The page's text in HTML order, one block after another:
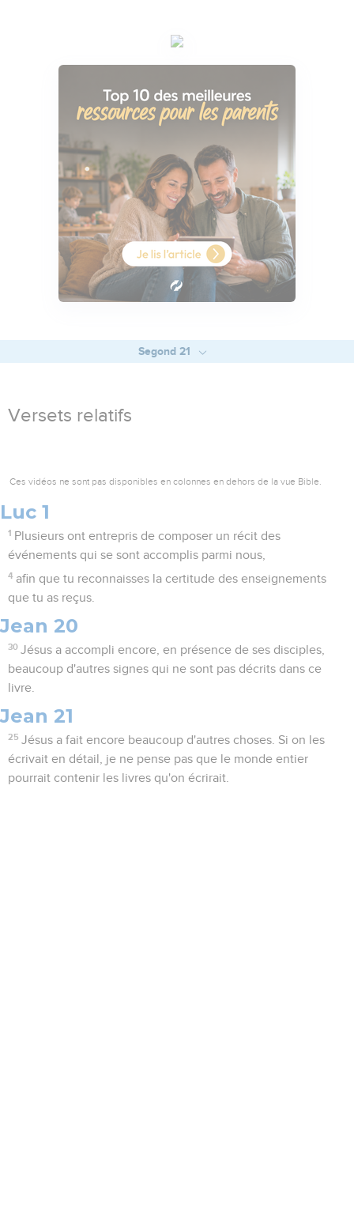
Segond 21
Versets relatifs
Ces vidéos ne sont pas disponibles en colonnes en dehors de la vue Bible.
Luc 1
1 Plusieurs ont entrepris de composer un récit des
événements qui se sont accomplis parmi nous,
4 afin que tu reconnaisses la certitude des enseignements
que tu as reçus.
Jean 20
30 Jésus a accompli encore, en présence de ses disciples,
beaucoup d'autres signes qui ne sont pas décrits dans ce
livre.
Jean 21
25 Jésus a fait encore beaucoup d'autres choses. Si on les
écrivait en détail, je ne pense pas que le monde entier
pourrait contenir les livres qu'on écrirait.